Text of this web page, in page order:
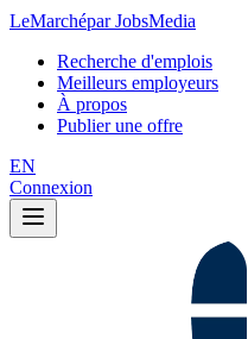
LeMarchépar JobsMedia
Recherche d'emplois
Meilleurs employeurs
À propos
Publier une offre
EN
Connexion